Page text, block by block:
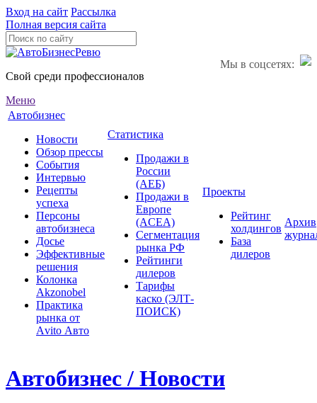
Вход на сайт Рассылка
Полная версия сайта
Мы в соцсетях:
Свой среди профессионалов
Меню
Автобизнес
Новости
Обзор прессы
События
Интервью
Рецепты
успеха
Персоны
автобизнеса
Досье
Эффективные
решения
Колонка
Akzonobel
Практика
рынка от
Аvito Авто
Статистика
Продажи в
России
(АЕБ)
Продажи в
Европе
(ACEA)
Сегментация
рынка РФ
Рейтинги
дилеров
Тарифы
каско (ЭЛТ-
ПОИСК)
Проекты
Рейтинг
холдингов
База
дилеров
Архив
Автобизнес / Новости